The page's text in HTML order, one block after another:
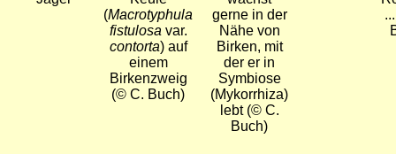
(Macrotyphula
fistulosa var.
contorta) auf
einem
Birkenzweig
(© C. Buch)
gerne in der
Nähe von
Birken, mit
der er in
Symbiose
(Mykorrhiza)
lebt (© C.
Buch)